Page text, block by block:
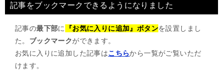
記事をブックマークできるようになりました
記事の最下部に 『お気に入りに追加』ボタンを設置しまし
た。 ブックマークができます。
お気に入りに追加した記事はこちらから一覧がご覧いただ
けます。